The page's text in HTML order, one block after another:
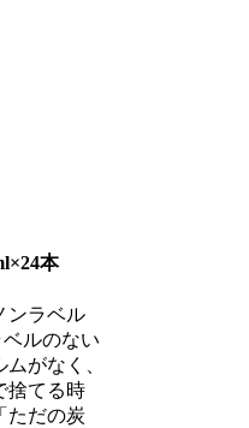
本
ンラベル
ベルのない
がなく、
捨てる時
ただの炭